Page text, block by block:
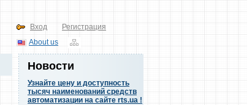
Вход
Регистрация
About us
Новости
Узнайте цену и доступность
тысяч наименований средств
автоматизации на сайте rts.ua !